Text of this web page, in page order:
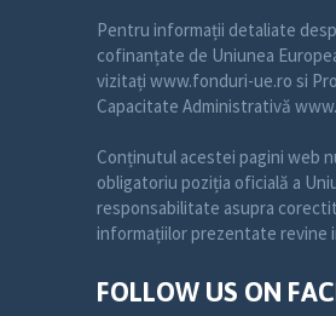
Pentru informații detaliate
cofinanțate de Uniunea
vizitați www.fonduri-ue.ro si
Capacitate Administrativă
Conținutul acestei pagini web
obligatoriu poziția oficială a
responsabilitate asupra
informațiilor prezentate revine
FOLLOW US ON